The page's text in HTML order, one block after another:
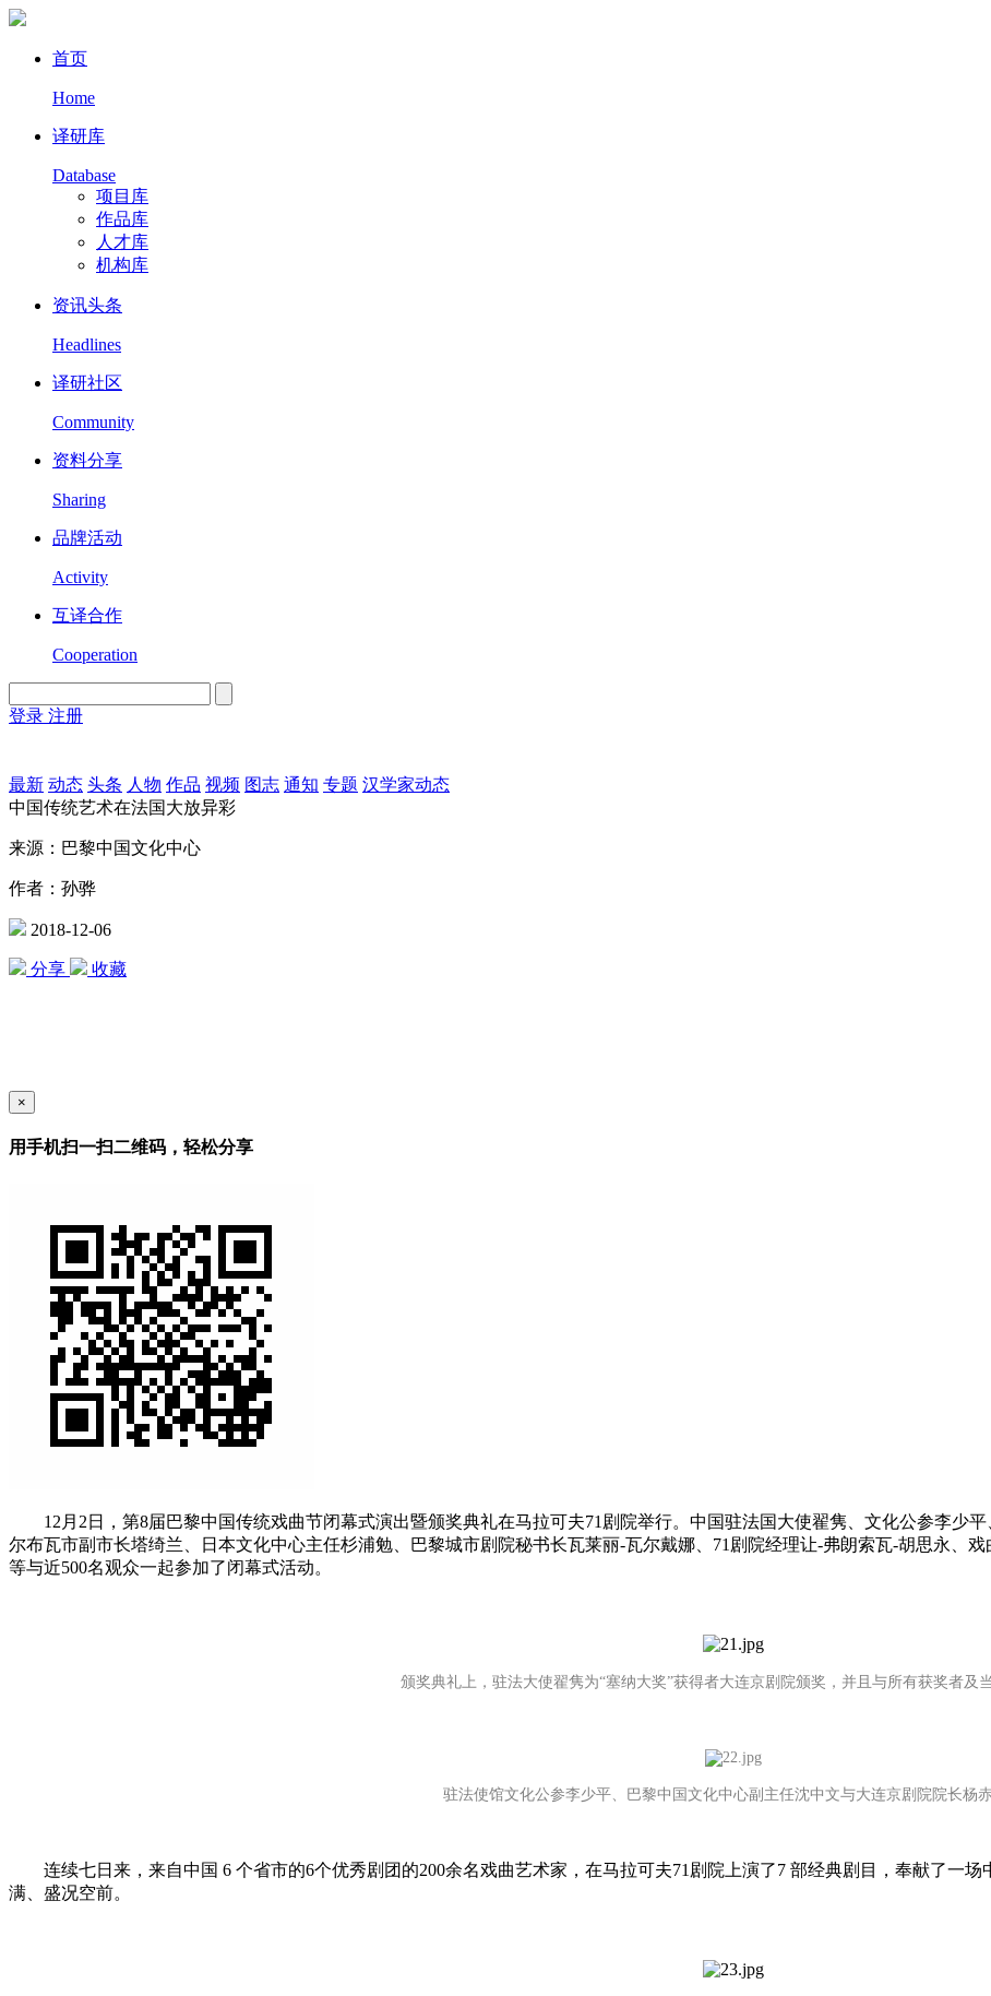
首页
Home
译研库
Database
项目库
作品库
人才库
机构库
资讯头条
Headlines
译研社区
Community
资料分享
Sharing
品牌活动
Activity
互译合作
Cooperation
登录 注册
最新 动态 头条 人物 作品 视频 图志 通知 专题 汉学家动态
中国传统艺术在法国大放异彩
来源：巴黎中国文化中心
作者：孙骅
2018-12-06
分享 收藏
×
用手机扫一扫二维码，轻松分享
12月2日，第8届巴黎中国传统戏曲节闭幕式演出暨颁奖典礼在马拉可夫71剧院举行。中国驻法国大使翟隽、文化公参李少
尔布瓦市副市长塔绮兰、日本文化中心主任杉浦勉、巴黎城市剧院秘书长瓦莱丽-瓦尔戴娜、71剧院经理让-弗朗索瓦-胡思永、
等与近500名观众一起参加了闭幕式活动。
颁奖典礼上，驻法大使翟隽为“塞纳大奖”获得者大连京剧院颁奖，并且与所有获奖者及
驻法使馆文化公参李少平、巴黎中国文化中心副主任沈中文与大连京剧院院长杨
连续七日来，来自中国 6 个省市的6个优秀剧团的200余名戏曲艺术家，在马拉可夫71剧院上演了7 部经典剧目，奉献了一场
满、盛况空前。